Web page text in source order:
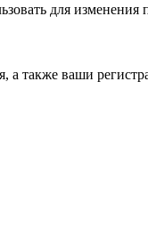
для изменения
а также ваши